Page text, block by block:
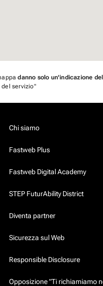
danno solo un'indicazione
servizio"
Chi siamo
Fastweb Plus
Fastweb Digital Academy
STEP FuturAbility District
Diventa partner
Sicurezza sul Web
Responsible Disclosure
Opposizione "Ti richiamiamo